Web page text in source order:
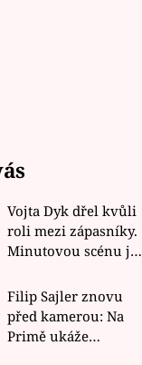
Vojta Dyk dřel kvůli
roli mezi zápasníky.
Minutovou scénu jel
Filip Sajler znovu
před kamerou: Na
Primě ukáže